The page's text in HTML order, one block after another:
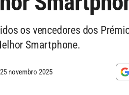
os vencedores dos
Smartphone.
25 novembro 2025